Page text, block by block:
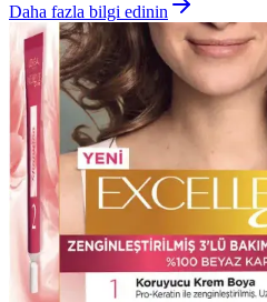
Daha fazla bilgi edinin